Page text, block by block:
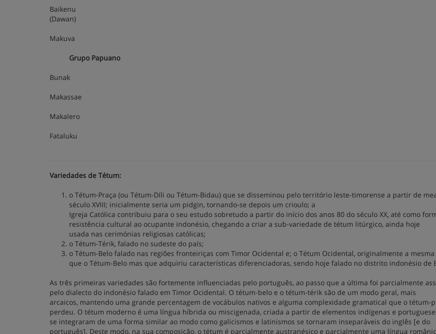
Baikenu
(Dawan)
Makuva
Grupo Papuano
Bunak
Makassae
Makalero
Fataluku
Variedades de Tétum:
o Tétum-Praça (ou Tétum-Díli ou Tétum-Bidau) que se disseminou pelo território leste-timorense a partir de
século XVIII; inicialmente seria um pidgin, tornando-se depois um crioulo; a
Igreja Católica contribuiu para o seu estudo sobretudo a partir do início dos anos 80 do século XX, até como
resistência cultural ao ocupante indonésio, chegando a criar a sub-variedade de tétum litúrgico, ainda hoje
usada nas cerimónias religiosas católicas;
o Tétum-Térik, falado no sudeste do país;
o Tétum-Belo falado nas regiões fronteiriças com Timor Ocidental e; o Tétum Ocidental, originalmente a
que o Tétum-Belo mas que adquiriu características diferenciadoras, sendo hoje falado no distrito indonésio de
As três primeiras variedades são fortemente influenciadas pelo português, ao passo que a última foi parcialmente
pelo dialecto do indonésio falado em Timor Ocidental. O tétum-belo e o tétum-térik são de um modo geral, mais
arcaicos, mantendo uma grande percentagem de vocábulos nativos e alguma complexidade gramatical que o tétum-
perdeu. O tétum moderno é uma língua híbrida ou miscigenada, criada a partir de elementos indígenas e
se integraram de uma forma similar ao modo como galicismos e latinismos se tornaram inseparáveis do inglês [e do
português]. Deste modo, na sua composição, o tétum é parcialmente austranésico e parcialmente uma língua